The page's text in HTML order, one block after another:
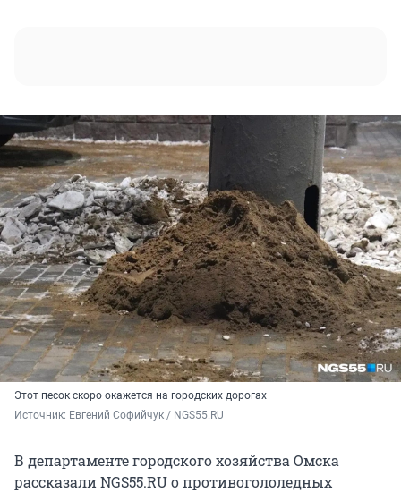
Этот песок скоро окажется на городских дорогах
Источник: Евгений Софийчук / NGS55.RU
В департаменте городского хозяйства Омска
рассказали NGS55.RU о противогололедных